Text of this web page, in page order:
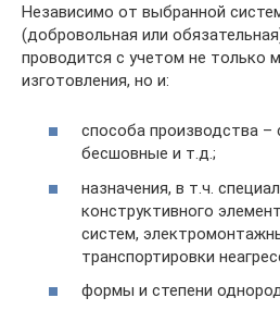
Независимо от выбранной
(добровольная или
проводится с учетом не только
изготовления, но и:
способа производства –
бесшовные и т.д.;
назначения, в т.ч.
конструктивного
систем,
транспортировки
формы и степени